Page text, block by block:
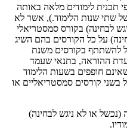
פי תכנית לימודים מלאה באותה
של שתי שנות הלימוד.), אשר לא
לבחינה) בקורס סמסטריאלי
על כל הקורסים בהם השיג
הוא יוכל להשתתף בקורסים משנת
ההוראה, בתנאי שעמד
חופפים בשעות הלימוד
בשני קורסים סמסטריאליים או
או לא ניגש לבחינה)